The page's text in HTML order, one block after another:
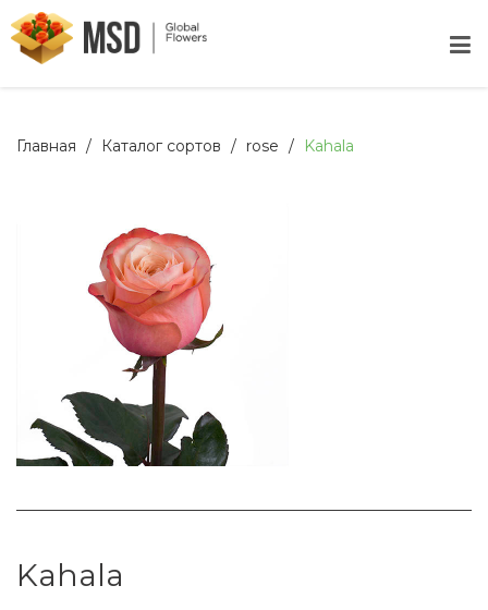
Главная Каталог сортов rose Kahala
Kahala